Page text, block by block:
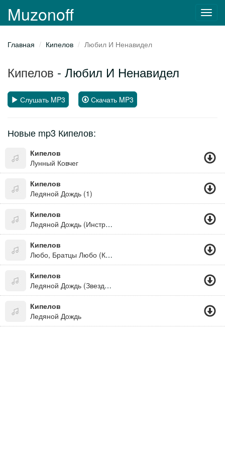
Muzonoff
Главная Кипелов Любил И Ненавидел
Кипелов - Любил И Ненавидел
Слушать MP3 Скачать MP3
Новые mp3 Кипелов:
Кипелов
Лунный Ковчег
Кипелов
Ледяной Дождь (1)
Кипелов
Ледяной Дождь (Инструментальная Версия) (Звезды И Кресты)
Кипелов
Любо, Братцы Любо (Казачья Песня)
Кипелов
Ледяной Дождь (Звезды И Кресты)
Кипелов
Ледяной Дождь